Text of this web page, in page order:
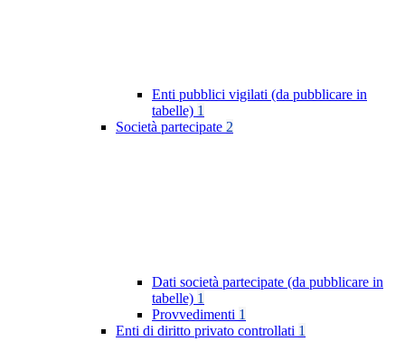
Enti pubblici vigilati (da pubblicare in
tabelle) 1
Società partecipate 2
Dati società partecipate (da pubblicare in
tabelle) 1
Provvedimenti 1
Enti di diritto privato controllati 1